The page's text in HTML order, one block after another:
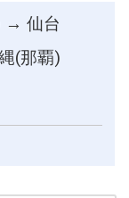
→ 仙台
(那覇)